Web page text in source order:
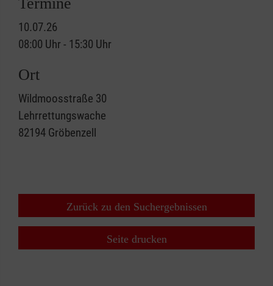
Termine
10.07.26
08:00 Uhr - 15:30 Uhr
Ort
Wildmoosstraße 30
Lehrrettungswache
82194 Gröbenzell
Zurück zu den Suchergebnissen
Seite drucken